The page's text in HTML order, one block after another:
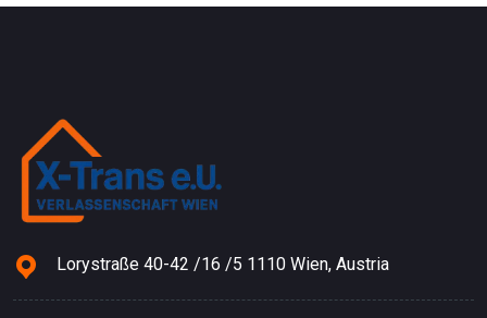
Lorystraße 40-42 /16 /5 1110 Wien, Austria